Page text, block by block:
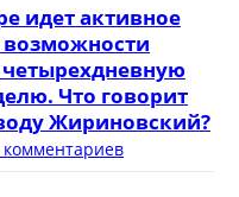
идет активное
четырехдневную
Что говорит
Жириновский?
комментариев